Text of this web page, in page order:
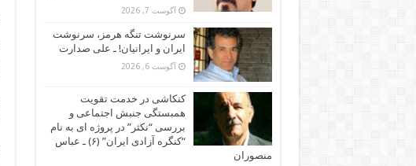
آگوست 7, 2026
سرنوشت تنگه هرمز، سرنوشت
ایران و ایرانیان! ـ علی صدارت
آگوست 6, 2026
کنکاشی در خدمت تقویت
همبستگی جنبش اجتماعی و
بررسی “نکثر” در پروژه ای به نام
“کنگره آزادی ایران” (۶) ـ عباس
منصوران